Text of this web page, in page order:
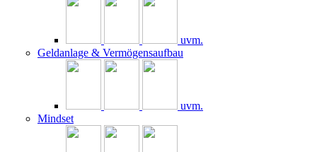
uvm.
Geldanlage & Vermögensaufbau
uvm.
Mindset